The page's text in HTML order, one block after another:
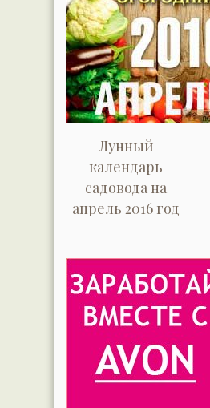
Лунный
календарь
садовода на
апрель 2016 год